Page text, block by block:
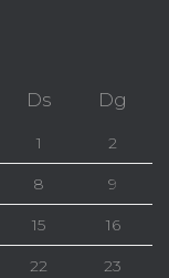
Ds Dg
1 2
8 9
15 16
22 23